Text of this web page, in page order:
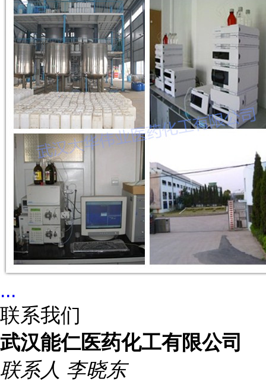
...
联系我们
武汉能仁医药化工有限公司
联系人 李晓东